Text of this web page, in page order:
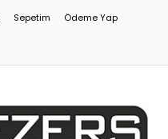
Sepetim Ödeme Yap